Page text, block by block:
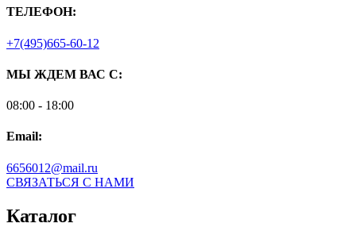
ТЕЛЕФОН:
+7(495)665-60-12
МЫ ЖДЕМ ВАС С:
08:00 - 18:00
Email:
6656012@mail.ru
СВЯЗАТЬСЯ С НАМИ
Каталог